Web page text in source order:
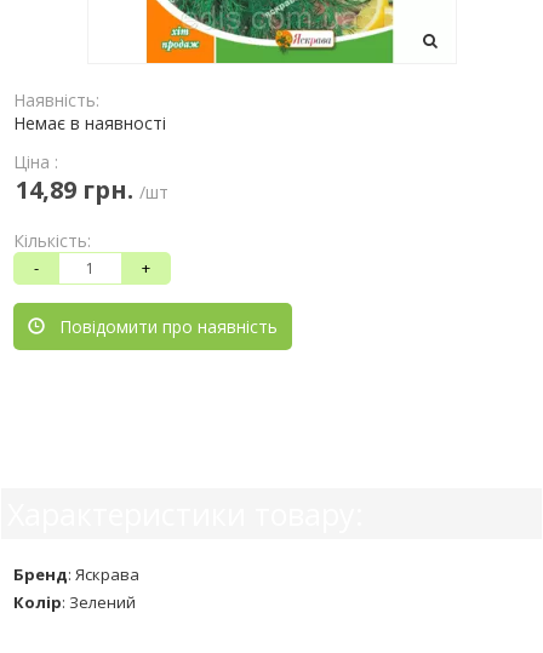
Наявність:
Немає в наявності
Ціна :
14,89 грн. /шт
Кількість:
- +
Повідомити про наявність
Бренд: Яскрава
Колір: Зелений